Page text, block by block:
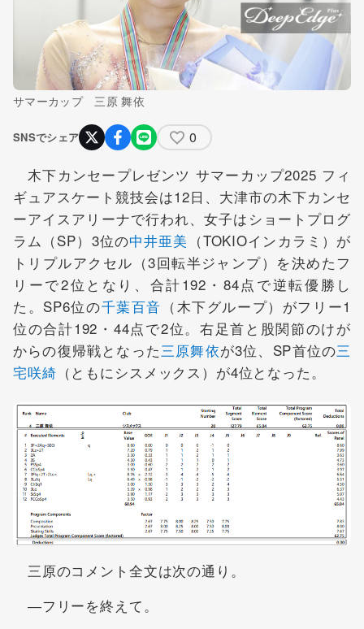
サマーカップ 三原 舞依
SNSでシェア 0
木下カンセープレゼンツ サマーカップ2025 フィ
ギュアスケート競技会は12日、大津市の木下カンセ
ーアイスアリーナで行われ、女子はショートプログ
ラム（SP）3位の中井亜美 （TOKIOインカラミ）が
トリプルアクセル（3回転半ジャンプ）を決めたフ
リーで2位となり、合計192・84点で逆転優勝し
た。SP6位の千葉百音 （木下グループ）がフリー1
位の合計192・44点で2位。右足首と股関節のけが
からの復帰戦となった三原舞依が3位、SP首位の三
宅咲綺 （ともにシスメックス）が4位となった。
三原のコメント全文は次の通り。
―フリーを終えて。